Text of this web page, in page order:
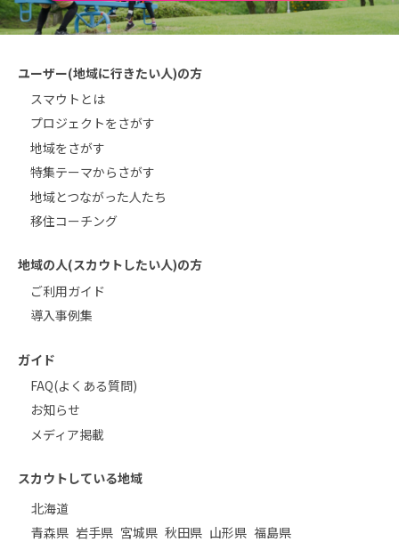
ユーザー(地域に行きたい人)の方
スマウトとは
プロジェクトをさがす
地域をさがす
特集テーマからさがす
地域とつながった人たち
移住コーチング
地域の人(スカウトしたい人)の方
ご利用ガイド
導入事例集
ガイド
FAQ(よくある質問)
お知らせ
メディア掲載
スカウトしている地域
北海道
青森県 岩手県 宮城県 秋田県 山形県 福島県